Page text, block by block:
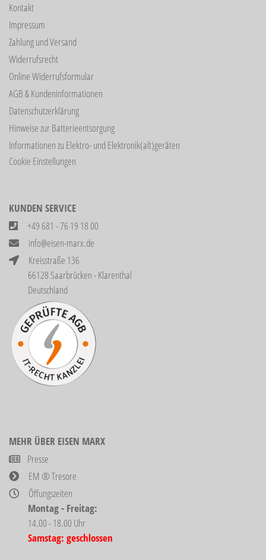
Kontakt
Impressum
Zahlung und Versand
Widerrufsrecht
Online Widerrufsformular
AGB & Kundeninformationen
Datenschutzerklärung
Hinweise zur Batterieentsorgung
Informationen zu Elektro- und Elektronik(alt)geräten
Cookie Einstellungen
KUNDEN SERVICE
+49 681 - 76 19 18 00
info@eisen-marx.de
Kreisstraße 136
66128 Saarbrücken - Klarenthal
Deutschland
MEHR ÜBER EISEN MARX
Presse
EM ® Tresore
Öffungszeiten
Montag - Freitag:
14.00 - 18.00 Uhr
Samstag: geschlossen